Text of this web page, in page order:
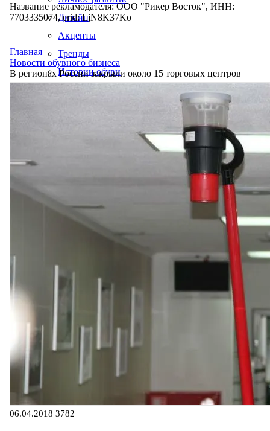
Дизайн
Акценты
Тренды
Истории обуви
Производство
Название рекламодателя: ООО "Рикер Восток", ИНН:
7703335074, erid: LjN8K37Ko
Главная
Новости обувного бизнеса
В регионах России закрыли около 15 торговых центров
06.04.2018 3782